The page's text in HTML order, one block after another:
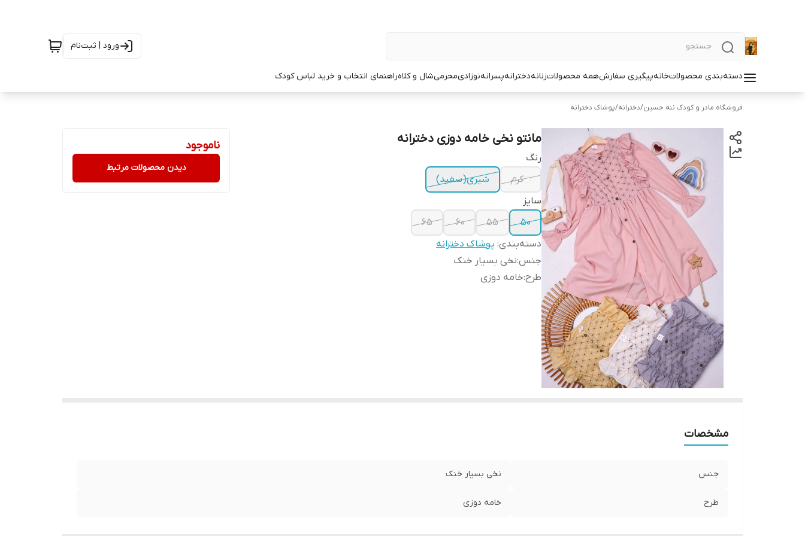
ورود | ثبت‌نام
دسته‌بندی محصولاتخانهپیگیری سفارشهمه محصولاتزنانهدخترانهپسرانهنوزادیمحرمیشال و کلاهراهنمای انتخاب و خرید لباس کودک
فروشگاه مادر و کودک ننه حسین/دخترانه/پوشاک دخترانه
مانتو نخی خامه دوزی دخترانه
رنگ
کرم
شیری(سفید)
سایز
۵۰
۵۵ ۶۰
۶۵
دسته‌بندی: پوشاک دخترانه
جنس:نخی بسیار خنک
طرح:خامه دوزی
ناموجود
دیدن محصولات مرتبط
مشخصات
جنس نخی بسیار خنک
طرح خامه دوزی